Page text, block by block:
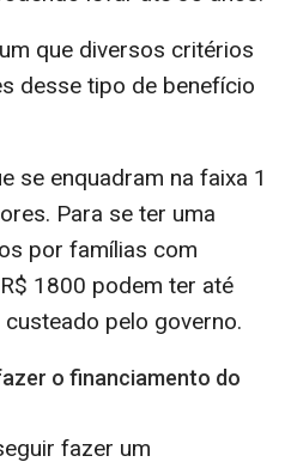
que diversos critérios
desse tipo de benefício
se enquadram na faixa 1
Para se ter uma
por famílias com
1800 podem ter até
pelo governo.
o financiamento do
fazer um